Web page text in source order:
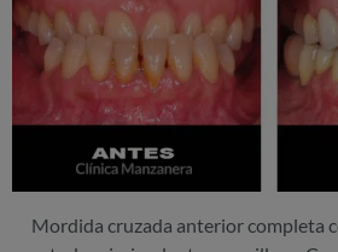
Mordida cruzada anterior completa